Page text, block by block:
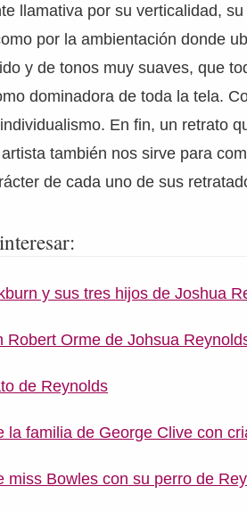
llamativa por su verticalidad,
por la ambientación donde
y de tonos muy suaves, que
dominadora de toda la tela.
En fin, un retrato
también nos sirve para
de cada uno de sus
y sus tres hijos de Joshua
Robert Orme de Johsua
de Reynolds
la familia de George Clive con
miss Bowles con su perro de